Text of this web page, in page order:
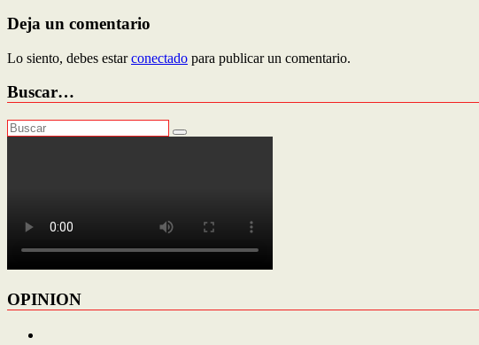
Deja un comentario
Lo siento, debes estarconectado para publicar un comentario.
Buscar…
OPINION